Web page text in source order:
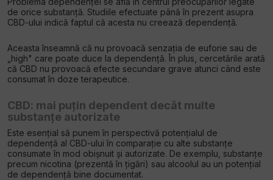
de orice substanță. Studiile efectuate până în prezent asupra
CBD-ului indică faptul că acesta nu creează dependență.
Aceasta înseamnă că nu provoacă senzația de euforie sau de
„high" care poate duce la dependență. În plus, cercetările arată
că CBD nu provoacă efecte secundare grave atunci când este
consumat în doze terapeutice.
CBD: mai puțin dependent decât multe
substanțe autorizate
Este esențial să punem în perspectivă potențialul de
dependență al CBD-ului în comparație cu alte substanțe
consumate în mod obișnuit și autorizate. De exemplu, substanțe
precum nicotina (prezentă în țigări) sau alcoolul au un potențial
de dependență bine documentat.